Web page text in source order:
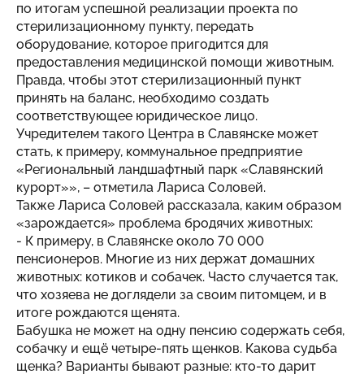
по итогам успешной реализации проекта по
стерилизационному пункту, передать
оборудование, которое пригодится для
предоставления медицинской помощи животным.
Правда, чтобы этот стерилизационный пункт
принять на баланс, необходимо создать
соответствующее юридическое лицо.
Учредителем такого Центра в Славянске может
стать, к примеру, коммунальное предприятие
«Региональный ландшафтный парк «Славянский
курорт»», – отметила Лариса Соловей.
Также Лариса Соловей рассказала, каким образом
«зарождается» проблема бродячих животных:
- К примеру, в Славянске около 70 000
пенсионеров. Многие из них держат домашних
животных: котиков и собачек. Часто случается так,
что хозяева не доглядели за своим питомцем, и в
итоге рождаются щенята.
Бабушка не может на одну пенсию содержать себя,
собачку и ещё четыре-пять щенков. Какова судьба
щенка? Варианты бывают разные: кто-то дарит